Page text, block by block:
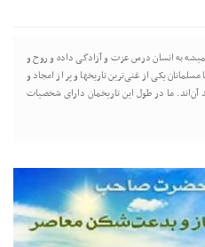
به انسان درس عزت و آزادگی داده و روح و
یکی از غنی‌ترین تاریخها و پر از امجاد و
آن‌اند. ما در طول این تاریخمان دارای شخصیات